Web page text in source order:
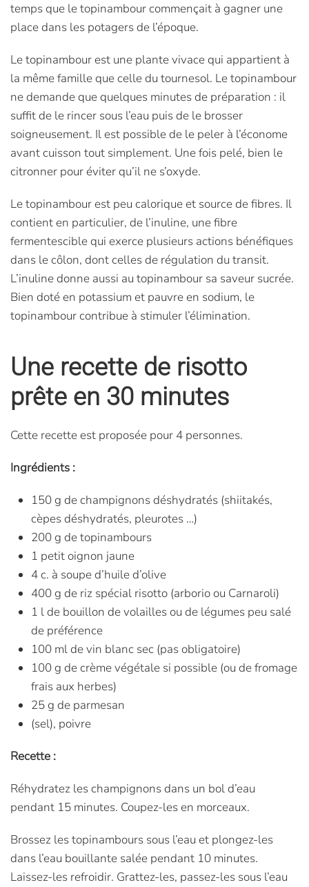
temps que le topinambour commençait à gagner une
place dans les potagers de l’époque.
Le topinambour est une plante vivace qui appartient à
la même famille que celle du tournesol. Le topinambour
ne demande que quelques minutes de préparation : il
suffit de le rincer sous l’eau puis de le brosser
soigneusement. Il est possible de le peler à l’économe
avant cuisson tout simplement. Une fois pelé, bien le
citronner pour éviter qu’il ne s’oxyde.
Le topinambour est peu calorique et source de fibres. Il
contient en particulier, de l’inuline, une fibre
fermentescible qui exerce plusieurs actions bénéfiques
dans le côlon, dont celles de régulation du transit.
L’inuline donne aussi au topinambour sa saveur sucrée.
Bien doté en potassium et pauvre en sodium, le
topinambour contribue à stimuler l’élimination.
Une recette de risotto
prête en 30 minutes
Cette recette est proposée pour 4 personnes.
Ingrédients :
150 g de champignons déshydratés (shiitakés,
cèpes déshydratés, pleurotes …)
200 g de topinambours
1 petit oignon jaune
4 c. à soupe d’huile d’olive
400 g de riz spécial risotto (arborio ou Carnaroli)
1 l de bouillon de volailles ou de légumes peu salé
de préférence
100 ml de vin blanc sec (pas obligatoire)
100 g de crème végétale si possible (ou de fromage
frais aux herbes)
25 g de parmesan
(sel), poivre
Recette :
Réhydratez les champignons dans un bol d’eau
pendant 15 minutes. Coupez-les en morceaux.
Brossez les topinambours sous l’eau et plongez-les
dans l’eau bouillante salée pendant 10 minutes.
Laissez-les refroidir. Grattez-les, passez-les sous l’eau